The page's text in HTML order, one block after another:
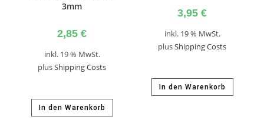
3mm
2,85 €
inkl. 19 % MwSt.
plusShipping Costs
In den Warenkorb
3,95 €
inkl. 19 % MwSt.
plusShipping Costs
In den Warenkorb